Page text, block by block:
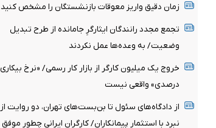
زمان دقیق واریز معوقات بازنشستگان را مشخص کنید
تجمع مجدد رانندگان ایثارگرِ جامانده از طرح تبدیل
وضعیت/ به وعده‌ها عمل نکردند
درصدی» واقعی نیست
از دادگاه‌های سئول تا بن‌بست‌های تهران، دو روایت از
نبرد با استثمار پیمانکاران/ کارگران ایرانی چطور موفق